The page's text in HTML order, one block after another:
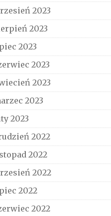
2023
2023
2023
2023
2023
2023
2023
2022
2022
2022
2022
2022